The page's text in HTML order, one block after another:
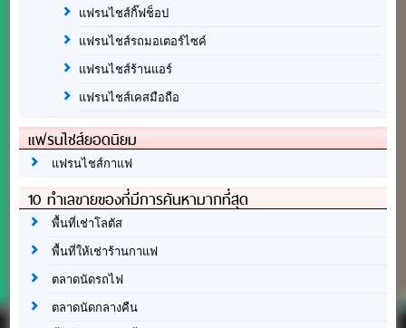
แฟรนไชส์กิ๊ฟช็อป
แฟรนไชส์รถมอเตอร์ไซค์
แฟรนไชส์ร้านแอร์
แฟรนไชส์เคสมือถือ
แฟรนไชส์ยอดนิยม
แฟรนไชส์กาแฟ
10 ทำเลขายของที่มีการค้นหามากที่สุด
พื้นที่เช่าโลตัส
พื้นที่ให้เช่าร้านกาแฟ
ตลาดนัดรถไฟ
ตลาดนัดกลางคืน